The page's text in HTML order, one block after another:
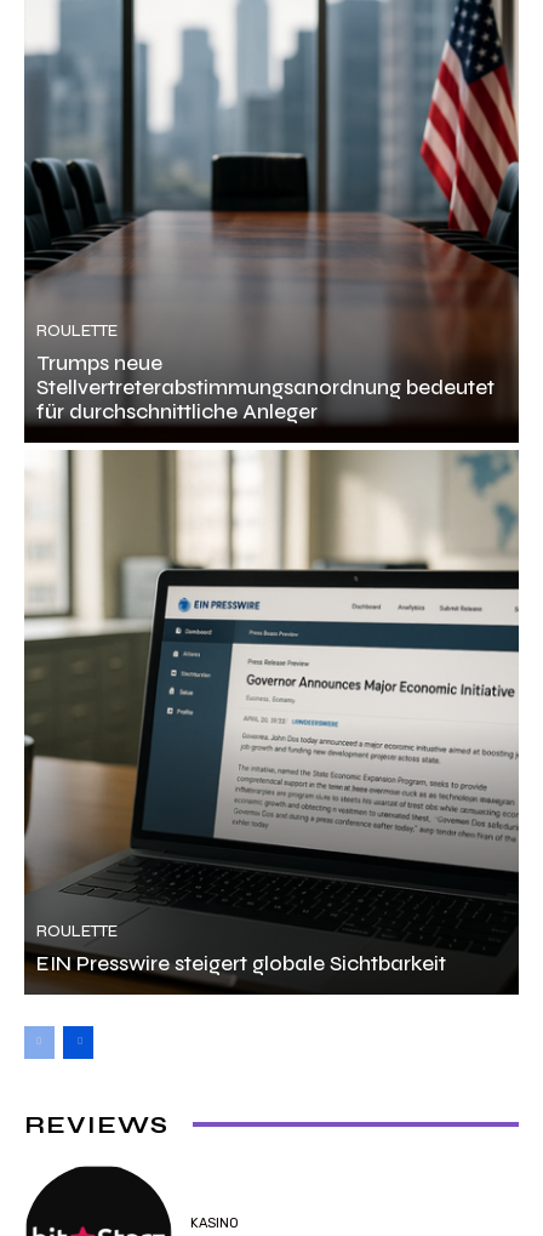
ROULETTE
Trumps neue
Stellvertreterabstimmungsanordnung bedeutet
für durchschnittliche Anleger
ROULETTE
EIN Presswire steigert globale Sichtbarkeit
REVIEWS
KASINO